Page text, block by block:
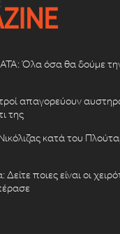
Όλα όσα θα δούμε
απαγορεύουν
της
κατά του
ποιες είναι οι